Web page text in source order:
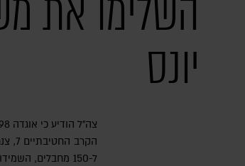
יונס
צה"ל הודיע כי אוגדה 98 השלימה הלילה את פעילותה באזור ח'אן יונס. צוותי
ל-150 מחבלים,